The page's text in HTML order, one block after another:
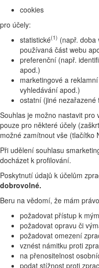
cookies
pro účely:
statistické(1) (např. doba
používaná část webu
preferenční (např.
apod.)
marketingové a
vyhledávání apod.)
ostatní (jiné nezařazené
Souhlas je možno nastavit
pouze pro některé účely
možné zamítnout vše (tlačítko
Při udělení souhlasu
docházet k profilování.
Poskytnutí údajů k účelům
dobrovolné.
Beru na vědomí, že mám
požadovat přístup k
požadovat opravu či
požadovat omezení
vznést námitku proti
na přenositelnost
podat stížnost proti